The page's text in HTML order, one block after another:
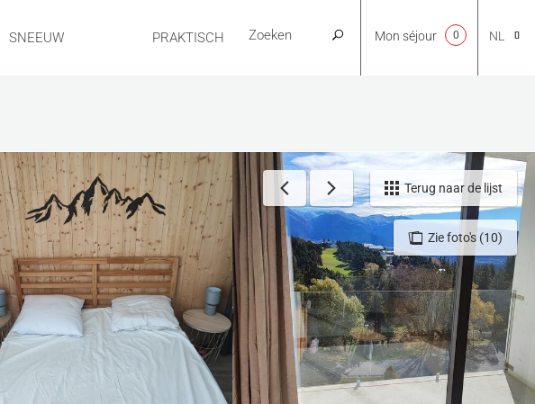
SNEEUW PRAKTISCH NL
EN
FR
ES
Mon séjour 0
Zie foto's (10)
Terug naar de lijst